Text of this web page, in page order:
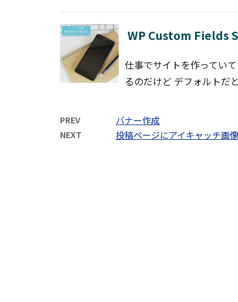
WP Custom Fields
仕事でサイトを作ってい
るのだけど デフォルトだ
PREV バナー作成
NEXT 投稿ページにアイキャッチ画